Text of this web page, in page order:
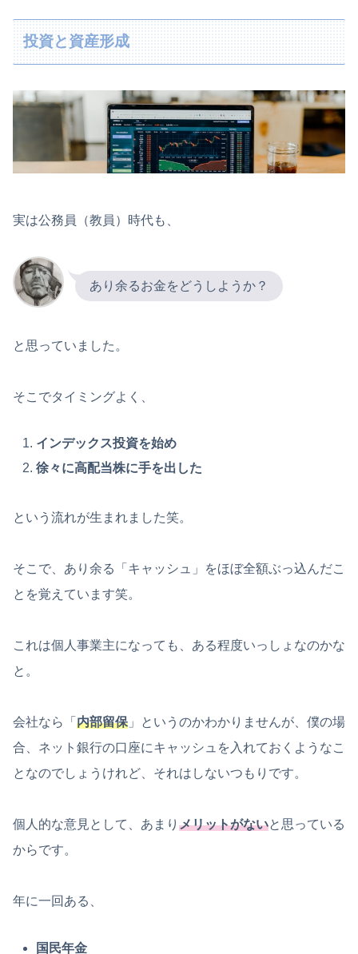
投資と資産形成
実は公務員（教員）時代も、
あり余るお金をどうしようか？
と思っていました。
そこでタイミングよく、
インデックス投資を始め
徐々に高配当株に手を出した
という流れが生まれました笑。
そこで、あり余る「キャッシュ」をほぼ全額ぶっ込んだこ
とを覚えています笑。
これは個人事業主になっても、ある程度いっしょなのかな
と。
会社なら「 内部留保」というのかわかりませんが、僕の場
合、ネット銀行の口座にキャッシュを入れておくようなこ
となのでしょうけれど、それはしないつもりです。
個人的な意見として、あまり メリットがないと思っている
からです。
年に一回ある、
国民年金